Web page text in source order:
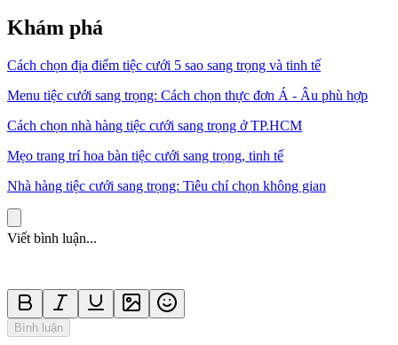
Khám phá
Cách chọn địa điểm tiệc cưới 5 sao sang trọng và tinh tế
Menu tiệc cưới sang trọng: Cách chọn thực đơn Á - Âu phù hợp
Cách chọn nhà hàng tiệc cưới sang trọng ở TP.HCM
Mẹo trang trí hoa bàn tiệc cưới sang trọng, tinh tế
Nhà hàng tiệc cưới sang trọng: Tiêu chí chọn không gian
Viết bình luận...
Bình luận